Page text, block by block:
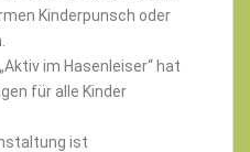
Kinderpunsch oder
im Hasenleiser“ hat
für alle Kinder
ist